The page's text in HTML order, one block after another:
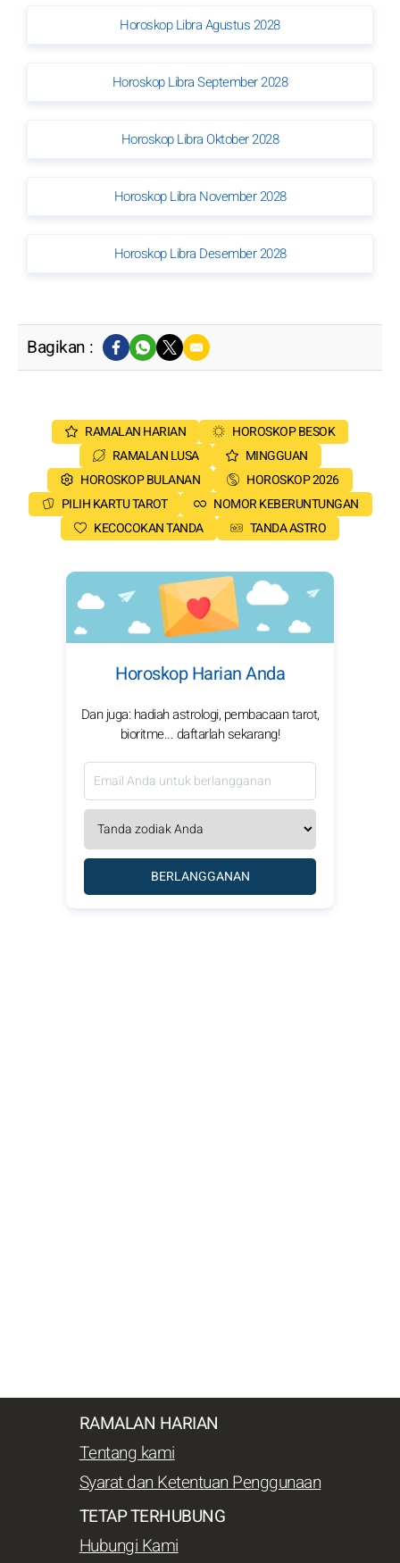
Horoskop Libra Agustus 2028
Horoskop Libra September 2028
Horoskop Libra Oktober 2028
Horoskop Libra November 2028
Horoskop Libra Desember 2028
Bagikan :
RAMALAN HARIAN
HOROSKOP BESOK
RAMALAN LUSA
MINGGUAN
HOROSKOP BULANAN
HOROSKOP 2026
PILIH KARTU TAROT
NOMOR KEBERUNTUNGAN
KECOCOKAN TANDA
TANDA ASTRO
Horoskop Harian Anda
Dan juga: hadiah astrologi, pembacaan tarot,
bioritme... daftarlah sekarang!
BERLANGGANAN
RAMALAN HARIAN
Tentang kami
Syarat dan Ketentuan Penggunaan
TETAP TERHUBUNG
Hubungi Kami